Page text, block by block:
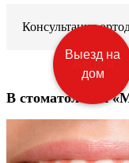
Консультация
В стоматологии
Выезд на
дом